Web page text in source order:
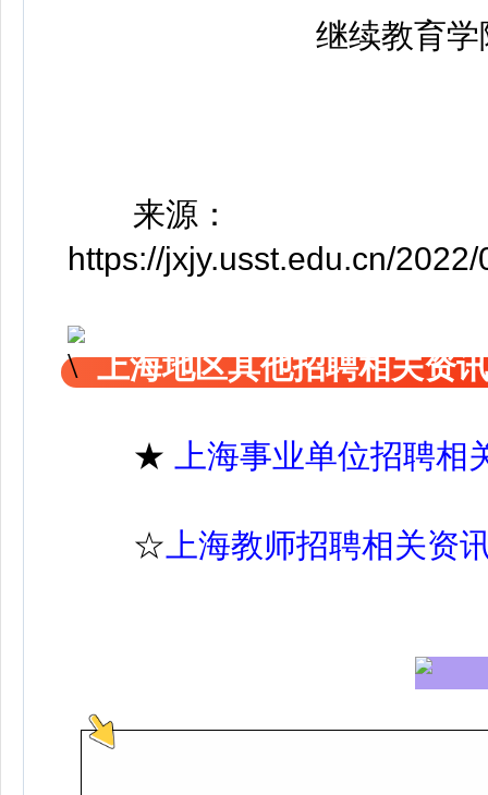
继续教育学
来源：
https://jxjy.usst.edu.cn/
上海地区其他招聘相关资
★ 上海事业单位招聘相
☆ 上海教师招聘相关资